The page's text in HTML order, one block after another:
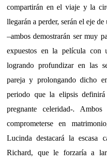
compartirán en el viaje y la
llegarán a perder, serán el eje
–ambos demostrarán ser muy
expuestos en la película con
logrando profundizar en las
pareja y prolongando dicho
periodo que la elipsis
pregnante celeridad-.
comprometerse en
Lucinda destacará la escasa
Richard, que le forzaría a